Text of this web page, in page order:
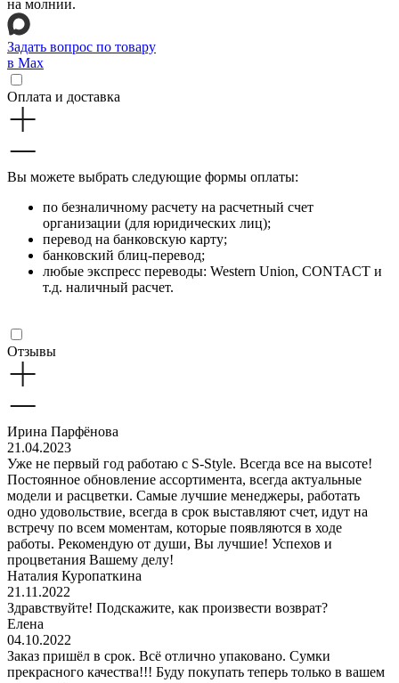
на молнии.
Задать вопрос по товару
в Max
Оплата и доставка
Вы можете выбрать следующие формы оплаты:
по безналичному расчету на расчетный счет
организации (для юридических лиц);
перевод на банковскую карту;
банковский блиц-перевод;
любые экспресс переводы: Western Union, CONTACT и
т.д. наличный расчет.
Отзывы
Ирина Парфёнова
21.04.2023
Уже не первый год работаю с S-Style. Всегда все на высоте!
Постоянное обновление ассортимента, всегда актуальные
модели и расцветки. Самые лучшие менеджеры, работать
одно удовольствие, всегда в срок выставляют счет, идут на
встречу по всем моментам, которые появляются в ходе
работы. Рекомендую от души, Вы лучшие! Успехов и
процветания Вашему делу!
Наталия Куропаткина
21.11.2022
Здравствуйте! Подскажите, как произвести возврат?
Елена
04.10.2022
Заказ пришёл в срок. Всё отлично упаковано. Сумки
прекрасного качества!!! Буду покупать теперь только в вашем